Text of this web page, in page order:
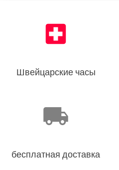
Швейцарские часы
бесплатная доставка